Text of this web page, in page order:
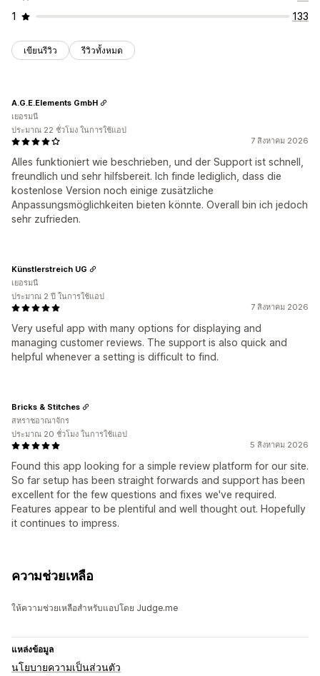
1
133
เขียนรีวิว รีวิวทั้งหมด
7 สิงหาคม 2026
Alles funktioniert wie beschrieben, und der Support ist schnell,
freundlich und sehr hilfsbereit. Ich finde lediglich, dass die
kostenlose Version noch einige zusätzliche
Anpassungsmöglichkeiten bieten könnte. Overall bin ich jedoch
sehr zufrieden.
A.G.E.Elements GmbH
เยอรมนี
ประมาณ 22 ชั่วโมง ในการใช้แอป
7 สิงหาคม 2026
Very useful app with many options for displaying and
managing customer reviews. The support is also quick and
helpful whenever a setting is difficult to find.
Künstlerstreich UG
เยอรมนี
ประมาณ 2 ปี ในการใช้แอป
5 สิงหาคม 2026
Found this app looking for a simple review platform for our site.
So far setup has been straight forwards and support has been
excellent for the few questions and fixes we've required.
Features appear to be plentiful and well thought out. Hopefully
it continues to impress.
Bricks & Stitches
สหราชอาณาจักร
ประมาณ 20 ชั่วโมง ในการใช้แอป
ความช่วยเหลือ
ให้ความช่วยเหลือสำหรับแอปโดย Judge.me
แหล่งข้อมูล
นโยบายความเป็นส่วนตัว